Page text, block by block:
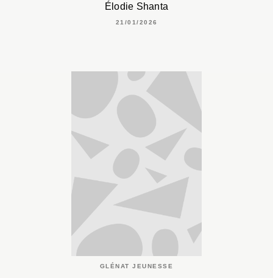
Élodie Shanta
21/01/2026
GLÉNAT JEUNESSE